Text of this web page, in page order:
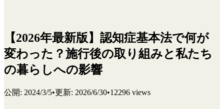
【2026年最新版】認知症基本法で何が
変わった？施行後の取り組みと私たち
の暮らしへの影響
公開: 2024/3/5•更新: 2026/6/30•12296 views